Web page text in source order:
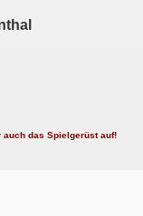
das Spielgerüst auf!